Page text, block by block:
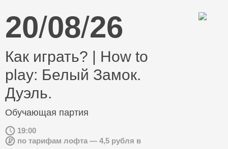
20/08/26
Как играть? | How to
play: Белый Замок.
Дуэль.
Обучающая партия
19:00
по тарифам лофта — 4,5 рубля в